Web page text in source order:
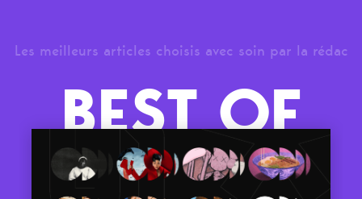
Les meilleurs articles choisis avec soin par la rédac
BEST OF